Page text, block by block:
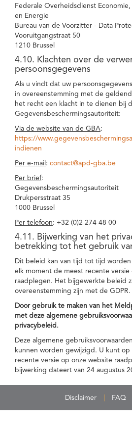
Federale Overheidsdienst
en Energie
Bureau van de Voorzitter - Data
Vooruitgangstraat 50
1210 Brussel
4.10. Klachten over de
persoonsgegevens
Als u vindt dat uw
in overeenstemming met de
het recht een klacht in te dienen bij
Gegevensbeschermingsautoriteit:
Via de website van de GBA:
https://
indienen
Per e-mail : contact@apd-gba.be
Per brief:
Gegevensbeschermingsautoriteit
Drukpersstraat 35
1000 Brussel
Per telefoon: +32 (0)2 274 48 00
4.11. Bijwerking van het
betrekking tot het gebruik
Dit beleid kan van tijd tot tijd
elk moment de meest recente versie
raadplegen. Het bijgewerkte beleid
overeenstemming zijn met de GDPR.
Door gebruik te maken van het
met deze algemene
privacybeleid.
Deze algemene
kunnen worden gewijzigd. U kunt
recente versie op onze website
bijwerking dateert van 24 augustus
Disclaimer FAQ